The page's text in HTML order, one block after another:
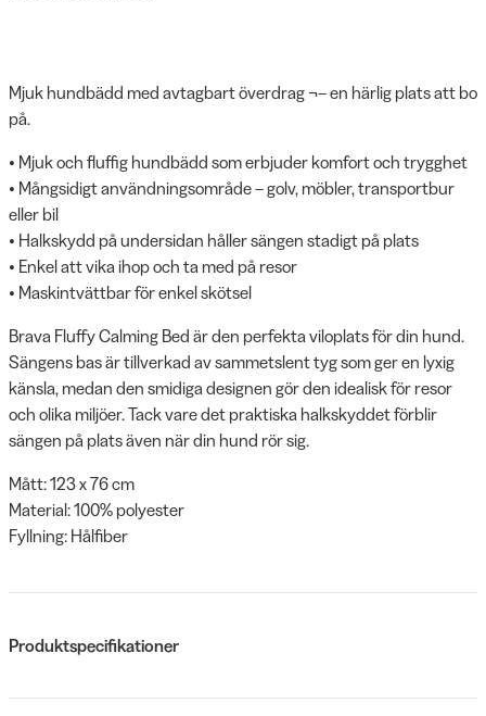
Mjuk hundbädd med avtagbart överdrag ¬– en härlig plats att bo
på.
• Mjuk och fluffig hundbädd som erbjuder komfort och trygghet
• Mångsidigt användningsområde – golv, möbler, transportbur
eller bil
• Halkskydd på undersidan håller sängen stadigt på plats
• Enkel att vika ihop och ta med på resor
• Maskintvättbar för enkel skötsel
Brava Fluffy Calming Bed är den perfekta viloplats för din hund.
Sängens bas är tillverkad av sammetslent tyg som ger en lyxig
känsla, medan den smidiga designen gör den idealisk för resor
och olika miljöer. Tack vare det praktiska halkskyddet förblir
sängen på plats även när din hund rör sig.
Mått: 123 x 76 cm
Material: 100% polyester
Fyllning: Hålfiber
Produktspecifikationer